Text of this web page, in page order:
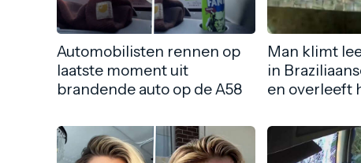
Automobilisten rennen op
laatste moment uit
brandende auto op de A58
Man klimt
in
en overleeft